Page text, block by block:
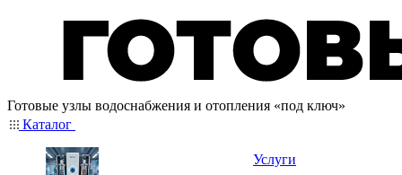
Готовые узлы водоснабжения и отопления «под ключ»
Каталог
Услуги